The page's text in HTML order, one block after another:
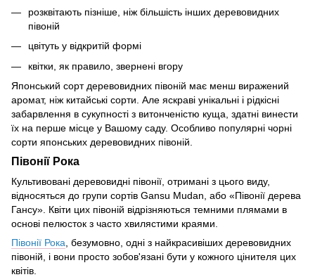
розквітають пізніше, ніж більшість інших деревовидних
півоній
цвітуть у відкритій формі
квітки, як правило, звернені вгору
Японський сорт деревовидних півоній має менш виражений
аромат, ніж китайські сорти. Але яскраві унікальні і рідкісні
забарвлення в сукупності з витонченістю куща, здатні винести
їх на перше місце у Вашому саду. Особливо популярні чорні
сорти японських деревовидних півоній.
Півонії Рока
Культивовані деревовидні півонії, отримані з цього виду,
відносяться до групи сортів Gansu Mudan, або «Півонії дерева
Гансу». Квіти цих півоній відрізняються темними плямами в
основі пелюсток з часто хвилястими краями.
Півонії Рока , безумовно, одні з найкрасивіших деревовидних
півоній, і вони просто зобов'язані бути у кожного цінителя цих
квітів.